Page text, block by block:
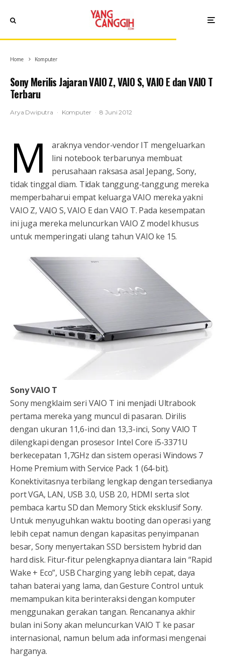
Home Komputer
Sony Merilis Jajaran VAIO Z, VAIO S, VAIO E dan VAIO T
Terbaru
Arya Dwiputra · Komputer · 8 Juni 2012
M
araknya vendor-vendor IT mengeluarkan
lini notebook terbarunya membuat
perusahaan raksasa asal Jepang, Sony,
tidak tinggal diam. Tidak tanggung-tanggung mereka
memperbaharui empat keluarga VAIO mereka yakni
VAIO Z, VAIO S, VAIO E dan VAIO T. Pada kesempatan
ini juga mereka meluncurkan VAIO Z model khusus
untuk memperingati ulang tahun VAIO ke 15.
Sony VAIO T
Sony mengklaim seri VAIO T ini menjadi Ultrabook
pertama mereka yang muncul di pasaran. Dirilis
dengan ukuran 11,6-inci dan 13,3-inci, Sony VAIO T
dilengkapi dengan prosesor Intel Core i5-3371U
berkecepatan 1,7GHz dan sistem operasi Windows 7
Home Premium with Service Pack 1 (64-bit).
Konektivitasnya terbilang lengkap dengan tersedianya
port VGA, LAN, USB 3.0, USB 2.0, HDMI serta slot
pembaca kartu SD dan Memory Stick eksklusif Sony.
Untuk menyuguhkan waktu booting dan operasi yang
lebih cepat namun dengan kapasitas penyimpanan
besar, Sony menyertakan SSD bersistem hybrid dan
hard disk. Fitur-fitur pelengkapnya diantara lain “Rapid
Wake + Eco”, USB Charging yang lebih cepat, daya
tahan baterai yang lama, dan Gesture Control untuk
memampukan kita berinteraksi dengan komputer
menggunakan gerakan tangan. Rencananya akhir
bulan ini Sony akan meluncurkan VAIO T ke pasar
internasional, namun belum ada informasi mengenai
harganya.